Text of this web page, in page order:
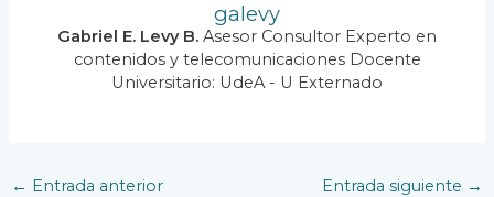
galevy
Gabriel E. Levy B. Asesor Consultor Experto en
contenidos y telecomunicaciones Docente
Universitario: UdeA - U Externado
Navegación
← Entrada anterior Entrada siguiente →